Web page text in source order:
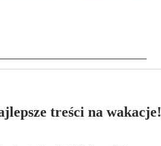
treści na wakacje!